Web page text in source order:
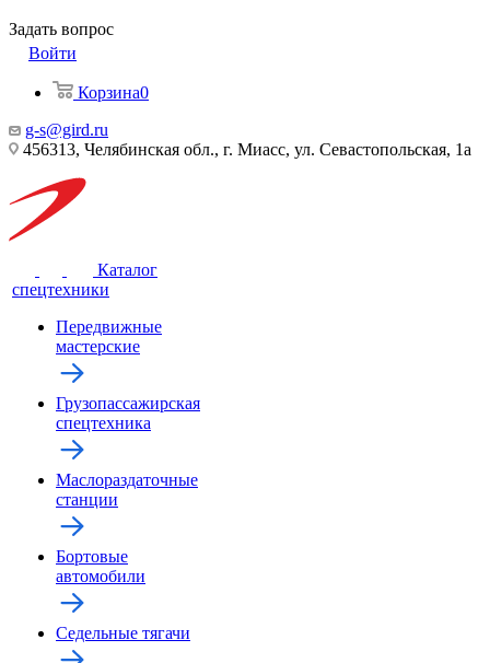
Задать вопрос
Войти
Корзина0
g-s@gird.ru
456313, Челябинская обл., г. Миасс, ул. Севастопольская, 1а
Каталог
спецтехники
Передвижные
мастерские
Грузопассажирская
спецтехника
Маслораздаточные
станции
Бортовые
автомобили
Седельные тягачи